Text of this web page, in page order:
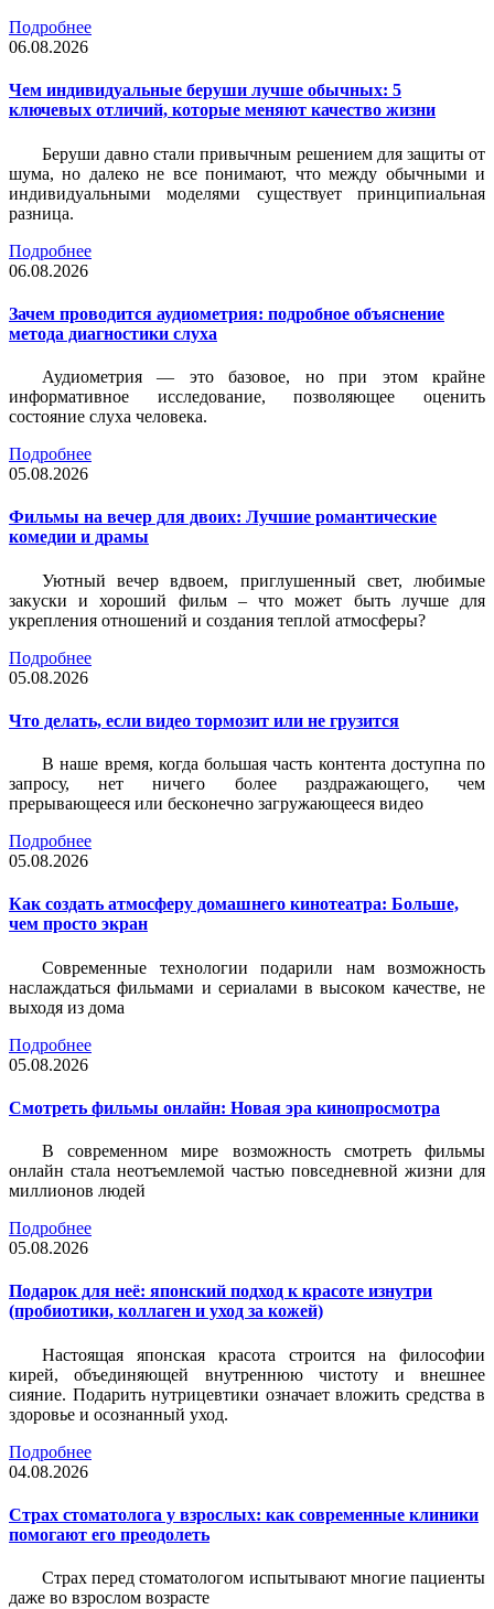
Подробнее
06.08.2026
Чем индивидуальные беруши лучше обычных: 5
ключевых отличий, которые меняют качество жизни
Беруши давно стали привычным решением для защиты от
шума, но далеко не все понимают, что между обычными и
индивидуальными моделями существует принципиальная
разница.
Подробнее
06.08.2026
Зачем проводится аудиометрия: подробное объяснение
метода диагностики слуха
Аудиометрия — это базовое, но при этом крайне
информативное исследование, позволяющее оценить
состояние слуха человека.
Подробнее
05.08.2026
Фильмы на вечер для двоих: Лучшие романтические
комедии и драмы
Уютный вечер вдвоем, приглушенный свет, любимые
закуски и хороший фильм – что может быть лучше для
укрепления отношений и создания теплой атмосферы?
Подробнее
05.08.2026
Что делать, если видео тормозит или не грузится
В наше время, когда большая часть контента доступна по
запросу, нет ничего более раздражающего, чем
прерывающееся или бесконечно загружающееся видео
Подробнее
05.08.2026
Как создать атмосферу домашнего кинотеатра: Больше,
чем просто экран
Современные технологии подарили нам возможность
наслаждаться фильмами и сериалами в высоком качестве, не
выходя из дома
Подробнее
05.08.2026
Смотреть фильмы онлайн: Новая эра кинопросмотра
В современном мире возможность смотреть фильмы
онлайн стала неотъемлемой частью повседневной жизни для
миллионов людей
Подробнее
05.08.2026
Подарок для неё: японский подход к красоте изнутри
(пробиотики, коллаген и уход за кожей)
Настоящая японская красота строится на философии
кирей, объединяющей внутреннюю чистоту и внешнее
сияние. Подарить нутрицевтики означает вложить средства в
здоровье и осознанный уход.
Подробнее
04.08.2026
Страх стоматолога у взрослых: как современные клиники
помогают его преодолеть
Страх перед стоматологом испытывают многие пациенты
даже во взрослом возрасте